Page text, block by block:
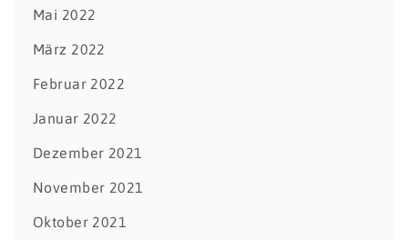
Mai 2022
März 2022
Februar 2022
Januar 2022
Dezember 2021
November 2021
Oktober 2021